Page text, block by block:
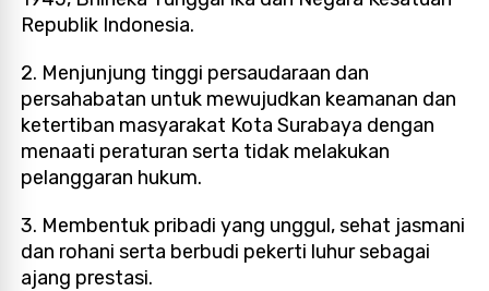
Republik Indonesia.
2. Menjunjung tinggi persaudaraan dan
persahabatan untuk mewujudkan keamanan dan
ketertiban masyarakat Kota Surabaya dengan
menaati peraturan serta tidak melakukan
pelanggaran hukum.
3. Membentuk pribadi yang unggul, sehat jasmani
dan rohani serta berbudi pekerti luhur sebagai
ajang prestasi.